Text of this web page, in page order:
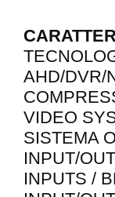
AHD/DVR/
VIDEO
SISTEMA
INPUT/
INPUTS /